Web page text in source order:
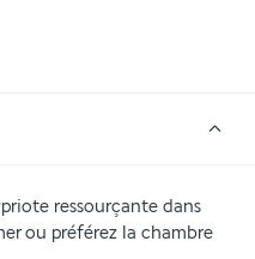
ressourçante dans
ou préférez la chambre